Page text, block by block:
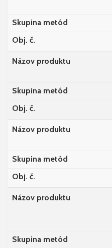
Skupina metód
Obj. č.
Názov produktu
Skupina metód
Obj. č.
Názov produktu
Skupina metód
Obj. č.
Názov produktu
Skupina metód